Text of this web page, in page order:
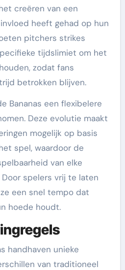
creëren van een
heeft gehad op hun
pitchers strikes
tijdslimiet om het
zodat fans
betrokken blijven.
Bananas een flexibelere
Deze evolutie maakt
mogelijk op basis
spel, waardoor de
van elke
spelers vrij te laten
een snel tempo dat
hoede houdt.
handhaven unieke
van traditioneel